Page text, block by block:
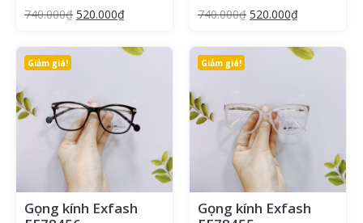
740.000₫ 520.000₫ 740.000₫ 520.000₫
Giảm giá!
Gọng kính Exfash
Giảm giá!
Gọng kính Exfash